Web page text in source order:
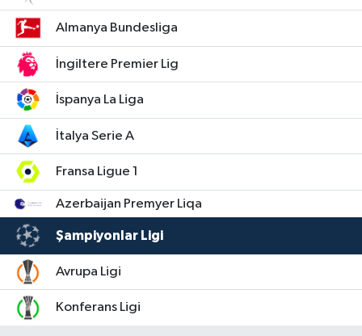
Almanya Bundesliga
İngiltere Premier Lig
İspanya La Liga
İtalya Serie A
Fransa Ligue 1
Azerbaijan Premyer Liqa
Şampiyonlar Ligi
Avrupa Ligi
Konferans Ligi